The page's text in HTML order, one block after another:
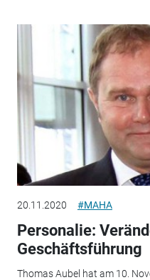
20.11.2020 #MAHA
Personalie:
Geschäftsführung
Thomas Aubel hat am 10.